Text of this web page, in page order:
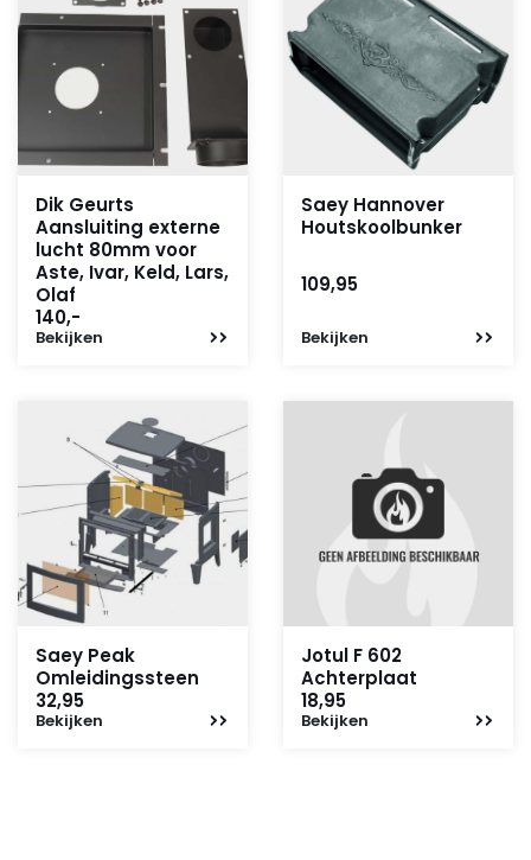
Dik Geurts
Aansluiting externe
lucht 80mm voor
Aste, Ivar, Keld, Lars,
Olaf
140,-
Bekijken
Saey Hannover
Houtskoolbunker
109,95
Bekijken
Saey Peak
Omleidingssteen
32,95
Bekijken
Jotul F 602
Achterplaat
18,95
Bekijken